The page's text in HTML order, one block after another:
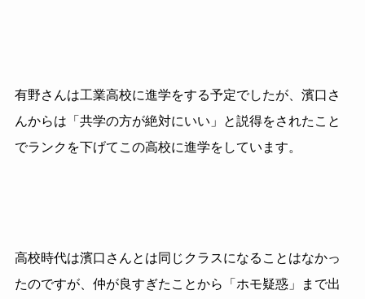
有野さんは工業高校に進学をする予定でしたが、濱口さ
んからは「共学の方が絶対にいい」と説得をされたこと
でランクを下げてこの高校に進学をしています。
高校時代は濱口さんとは同じクラスになることはなかっ
たのですが、仲が良すぎたことから「ホモ疑惑」まで出